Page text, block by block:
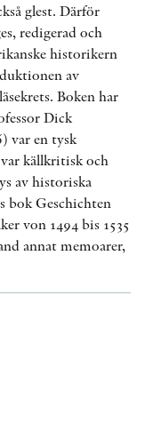
glest. Därför
redigerad och
historikern
av
Boken har
Dick
var en tysk
källkritisk och
av historiska
bok Geschichten
von 1494 bis 1535
annat memoarer,